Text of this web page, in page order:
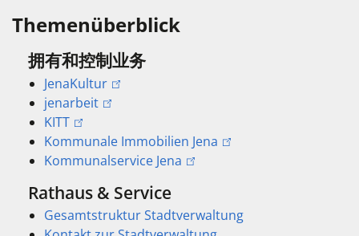
Themenüberblick
拥有和控制业务
JenaKultur
jenarbeit
KITT
Kommunale Immobilien Jena
Kommunalservice Jena
Rathaus & Service
Gesamtstruktur Stadtverwaltung